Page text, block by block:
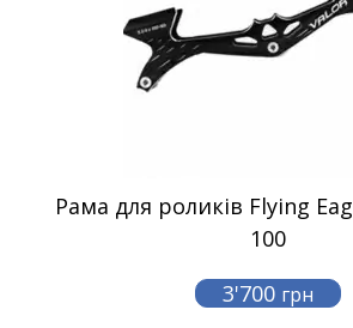
Рама для роликів Flying
100
3'700 грн